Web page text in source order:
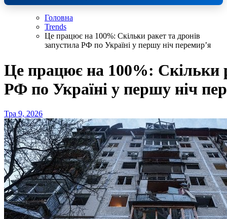
Головна
Trends
Це працює на 100%: Скільки ракет та дронів
запустила РФ по Україні у першу ніч перемир’я
Це працює на 100%: Скільки
РФ по Україні у першу ніч
Тра 9, 2026